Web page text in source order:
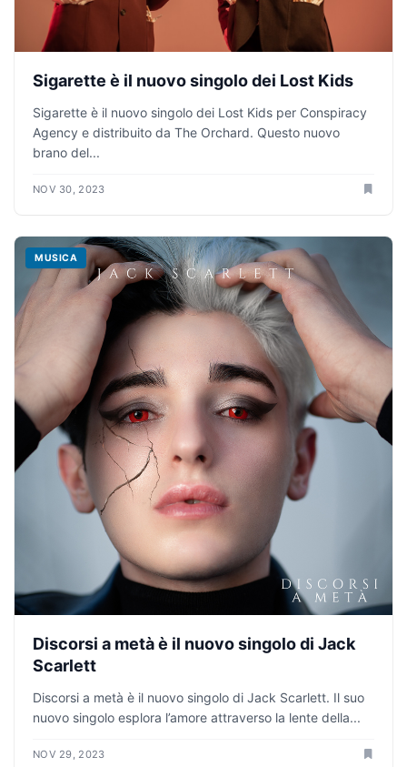
Sigarette è il nuovo singolo dei Lost Kids
Sigarette è il nuovo singolo dei Lost Kids per Conspiracy
Agency e distribuito da The Orchard. Questo nuovo
brano del...
NOV 30, 2023
MUSICA
Discorsi a metà è il nuovo singolo di Jack
Scarlett
Discorsi a metà è il nuovo singolo di Jack Scarlett. Il suo
nuovo singolo esplora l’amore attraverso la lente della...
NOV 29, 2023